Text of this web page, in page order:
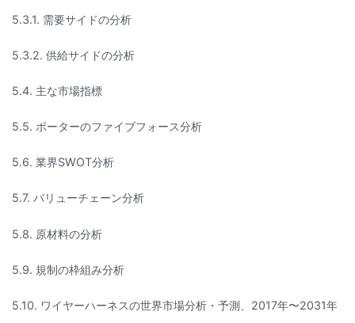
5.3.1. 需要サイドの分析
5.3.2. 供給サイドの分析
5.4. 主な市場指標
5.5. ポーターのファイブフォース分析
5.6. 業界SWOT分析
5.7. バリューチェーン分析
5.8. 原材料の分析
5.9. 規制の枠組み分析
5.10. ワイヤーハーネスの世界市場分析・予測、2017年〜2031年